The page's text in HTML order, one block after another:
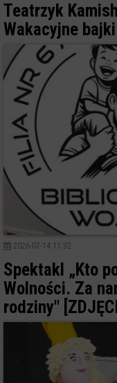
Teatrzyk
Wakacyjne
2026-07-14 11:32
Spektakl „Kto
Wolności. Za
rodziny"